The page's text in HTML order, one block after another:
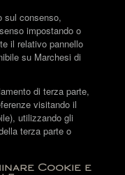
sul consenso,
impostando o
il relativo pannello
su Marchesi di
di terza parte,
visitando il
utilizzando gli
terza parte o
Cookie e